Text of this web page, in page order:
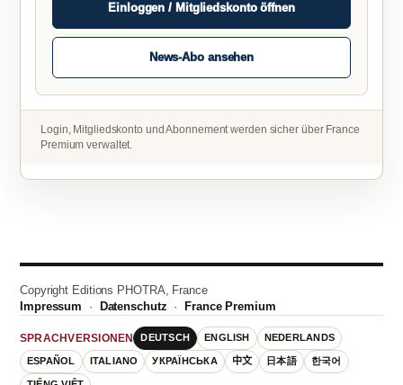
Einloggen / Mitgliedskonto öffnen
News-Abo ansehen
Login, Mitgliedskonto und Abonnement werden sicher über France
Premium verwaltet.
Copyright Editions PHOTRA, France
Impressum · Datenschutz ·France Premium
SPRACHVERSIONEN DEUTSCH ENGLISH NEDERLANDS
ESPAÑOL ITALIANO УКРАЇНСЬКА 中文 日本語 한국어